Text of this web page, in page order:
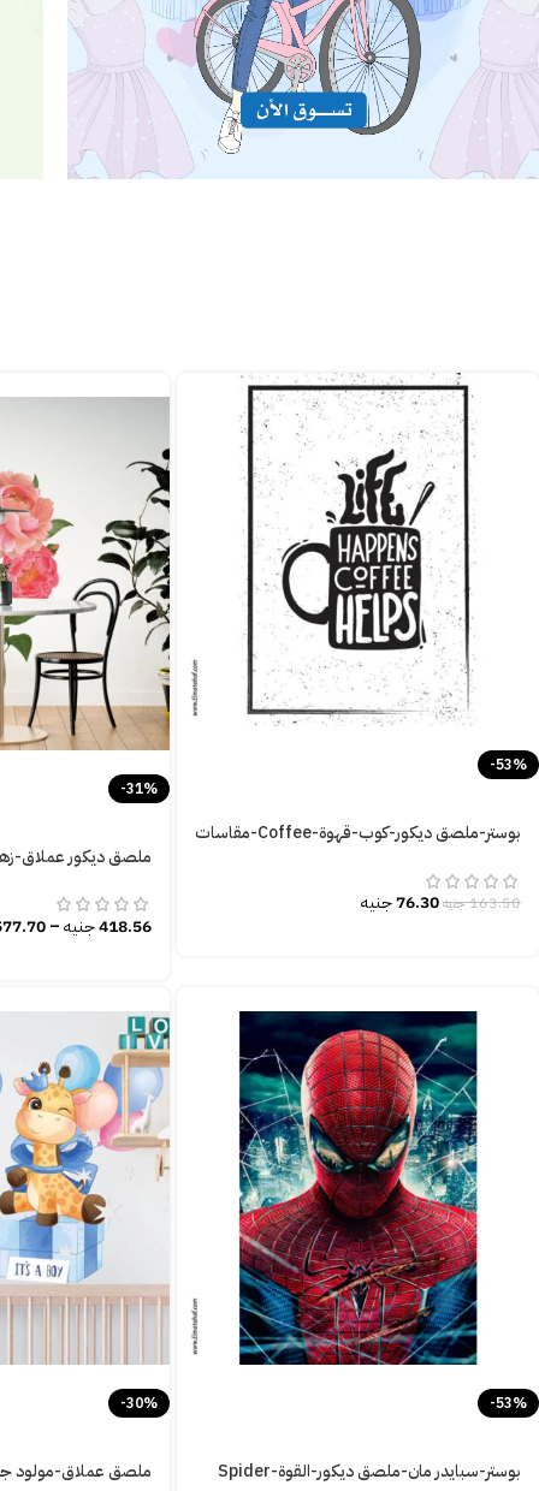
-53%
بوستر-ملصق ديكور-كوب-قهوة-Coffee-مقاسات
تم التقييم 163.50جنيه76.30جنيه
-31%
ملصق ديكور عملاق-
تم 418.56جنيه–
-53%
بوستر-سبايدر مان-ملصق ديكور-القوة-Spider
-30%